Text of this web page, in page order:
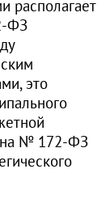
располагает
это
№ 172‑ФЗ